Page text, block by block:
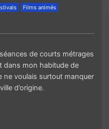
Films animés
de courts métrages
dans mon habitude de
ne voulais surtout manquer
d’origine.